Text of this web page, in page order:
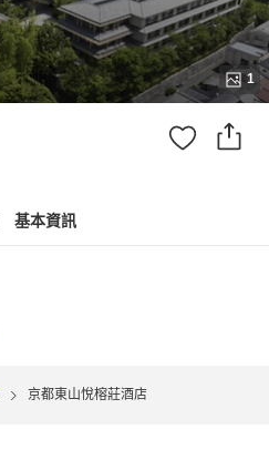
1
基本資訊
京都東山悅榕莊酒店